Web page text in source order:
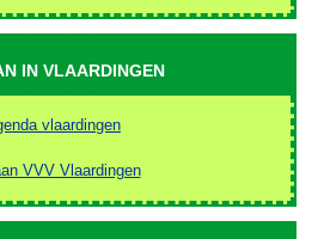
IN VLAARDINGEN
vlaardingen
VVV Vlaardingen